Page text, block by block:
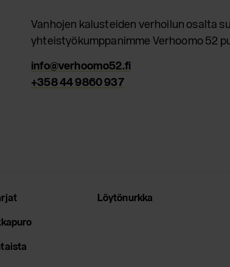
Vanhojen kalusteiden verhoilun osalta
yhteistyökumppanimme Verhoomo 52
info@verhoomo52.fi
+358 44 9860 937
Löytönurkka